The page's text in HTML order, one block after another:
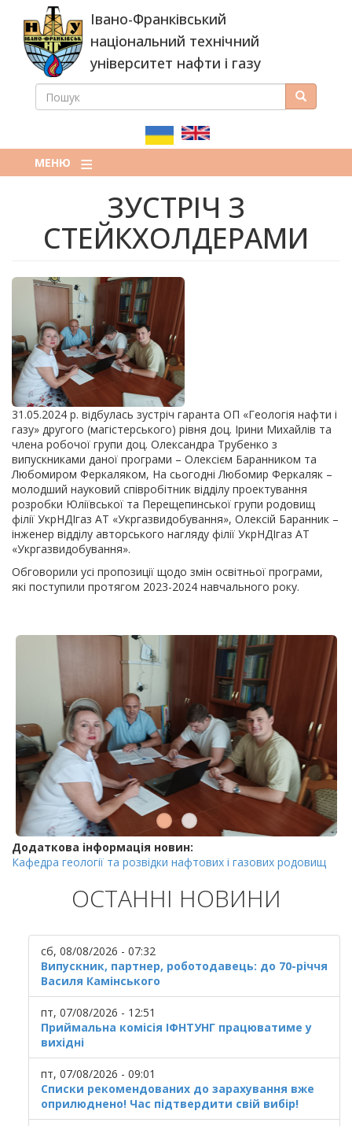
основного
вмісту
Івано-Франківський
національний технічний
університет нафти і газу
ПОШУКОВА
ПОШУК Пошук
МЕНЮ
ЗУСТРІЧ З
СТЕЙКХОЛДЕРАМИ
31.05.2024 р. відбулась зустріч гаранта ОП «Геологія нафти і
газу» другого (магістерського) рівня доц. Ірини Михайлів та
члена робочої групи доц. Олександра Трубенко з
випускниками даної програми – Олексієм Баранником та
Любомиром Феркаляком, На сьогодні Любомир Феркаляк –
молодший науковий співробітник відділу проектування
розробки Юліївської та Перещепинської групи родовищ
філії УкрНДІгаз АТ «Укргазвидобування», Олексій Баранник –
інженер відділу авторського нагляду філії УкрНДІгаз АТ
«Укргазвидобування».
Обговорили усі пропозиції щодо змін освітньої програми,
які поступили протягом 2023-2024 навчального року.
Додаткова інформація новин:
Кафедра геології та розвідки нафтових і газових родовищ
ОСТАННІ НОВИНИ
сб, 08/08/2026 - 07:32
Випускник, партнер, роботодавець: до 70-річчя
Василя Камінського
пт, 07/08/2026 - 12:51
Приймальна комісія ІФНТУНГ працюватиме у
вихідні
пт, 07/08/2026 - 09:01
Списки рекомендованих до зарахування вже
оприлюднено! Час підтвердити свій вибір!